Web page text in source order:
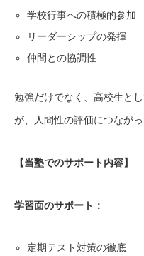
学校行事への積極的参加
リーダーシップの発揮
仲間との協調性
勉強だけでなく、高校生と
が、人間性の評価につながっ
【当塾でのサポート内容】
学習面のサポート：
定期テスト対策の徹底